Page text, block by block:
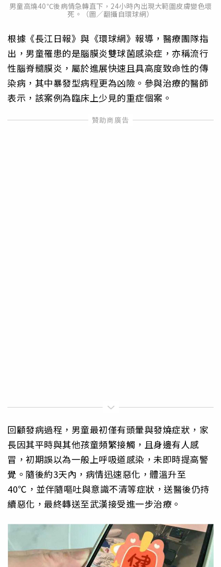
男童高燒40℃後病情急轉直下，24小時內出現大範圍皮膚變色壞
死。（圖／翻攝自環球網）
根據《長江日報》與《環球網》報導，醫療團隊指
出，男童罹患的是腦膜炎雙球菌感染症，亦稱流行
性腦脊髓膜炎，屬於進展快速且具高度致命性的傳
染病，其中暴發型病程更為凶險。參與治療的醫師
表示，該案例為臨床上少見的重症個案。
回顧發病過程，男童最初僅有頭暈與發燒症狀，家
長因其平時與其他孩童頻繁接觸，且身邊有人感
冒，初期誤以為一般上呼吸道感染，未即時提高警
覺。隨後約3天內，病情迅速惡化，體溫升至
40℃，並伴隨嘔吐與意識不清等症狀，送醫後仍持
續惡化，最終轉送至武漢接受進一步治療。